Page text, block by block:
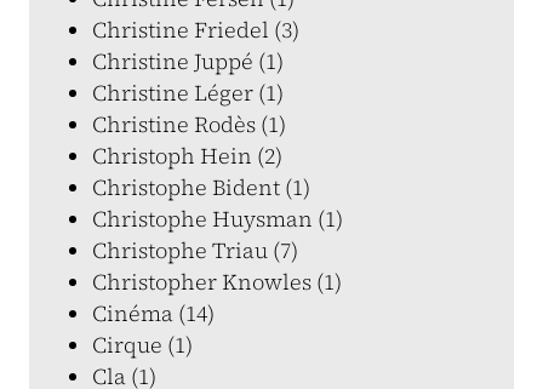
Christine Friedel (3)
Christine Juppé (1)
Christine Léger (1)
Christine Rodès (1)
Christoph Hein (2)
Christophe Bident (1)
Christophe Huysman (1)
Christophe Triau (7)
Christopher Knowles (1)
Cinéma (14)
Cirque (1)
Cla (1)